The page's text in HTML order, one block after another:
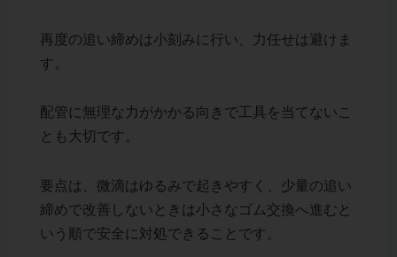
再度の追い締めは小刻みに行い、力任せは避けま
す。
配管に無理な力がかかる向きで工具を当てないこ
とも大切です。
要点は、微滴はゆるみで起きやすく、少量の追い
締めで改善しないときは小さなゴム交換へ進むと
いう順で安全に対処できることです。